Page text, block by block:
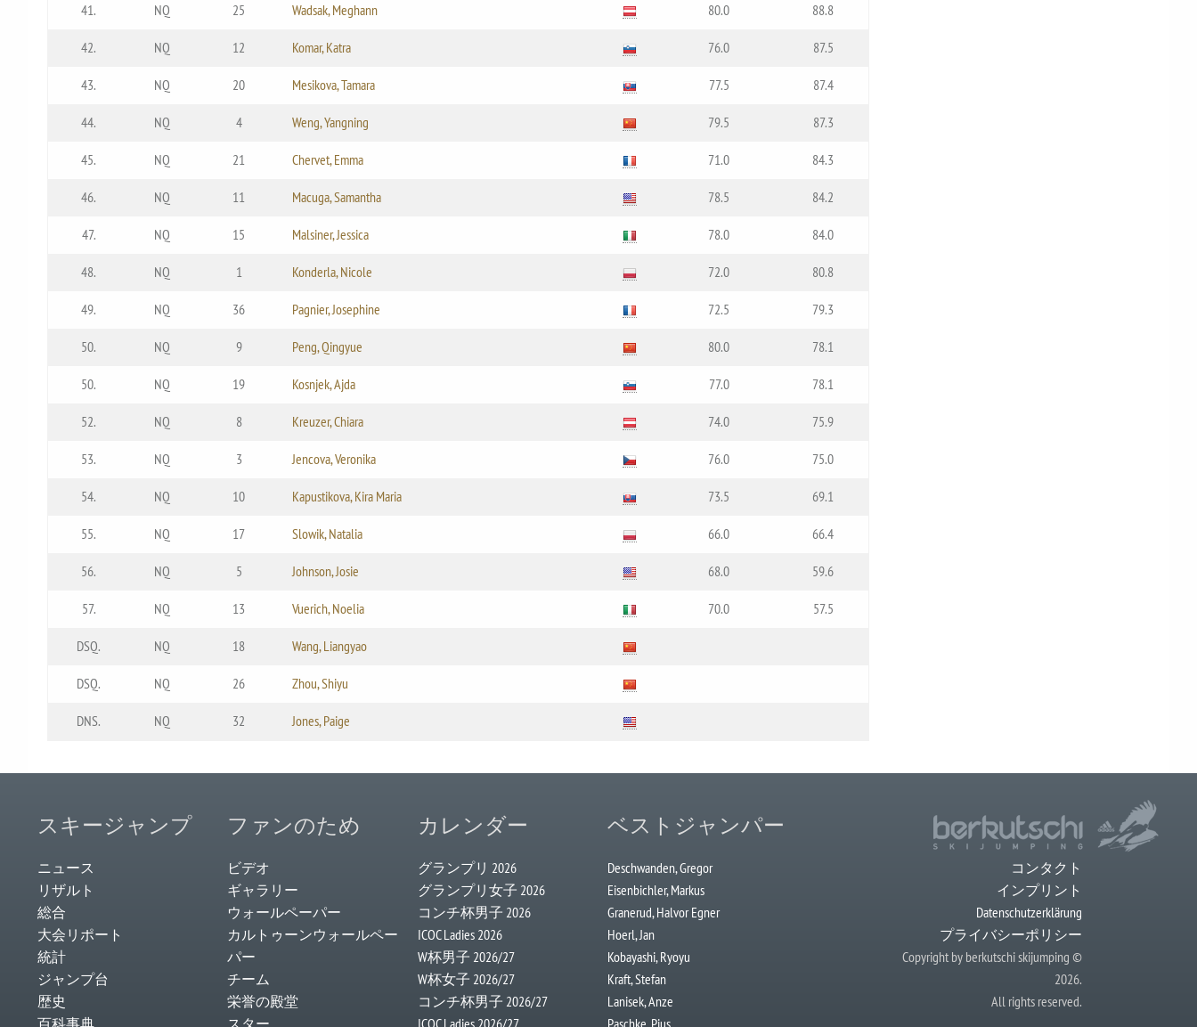
41. NQ 25 Wadsak, Meghann 80.0 88.8
42. NQ 12 Komar, Katra 76.0 87.5
43. NQ 20 Mesikova, Tamara 77.5 87.4
44. NQ 4 Weng, Yangning 79.5 87.3
45. NQ 21 Chervet, Emma 71.0 84.3
46. NQ 11 Macuga, Samantha 78.5 84.2
47. NQ 15 Malsiner, Jessica 78.0 84.0
48. NQ 1 Konderla, Nicole 72.0 80.8
49. NQ 36 Pagnier, Josephine 72.5 79.3
50. NQ 9 Peng, Qingyue 80.0 78.1
50. NQ 19 Kosnjek, Ajda 77.0 78.1
52. NQ 8 Kreuzer, Chiara 74.0 75.9
53. NQ 3 Jencova, Veronika 76.0 75.0
54. NQ 10 Kapustikova, Kira Maria 73.5 69.1
55. NQ 17 Slowik, Natalia 66.0 66.4
56. NQ 5 Johnson, Josie 68.0 59.6
57. NQ 13 Vuerich, Noelia 70.0 57.5
DSQ. NQ 18 Wang, Liangyao
DSQ. NQ 26 Zhou, Shiyu
DNS. NQ 32 Jones, Paige
スキージャンプ
ニュース
リザルト
総合
大会リポート
統計
ジャンプ台
歴史
ファンのため
ビデオ
ギャラリー
ウォールペーパー
カルトゥーンウォールペー
パー
チーム
栄誉の殿堂
カレンダー
グランプリ 2026
グランプリ女子 2026
コンチ杯男子 2026
ICOC Ladies 2026
W杯男子 2026/27
W杯女子 2026/27
コンチ杯男子 2026/27
ベストジャンパー
Deschwanden, Gregor
Eisenbichler, Markus
Granerud, Halvor Egner
Hoerl, Jan
Kobayashi, Ryoyu
Kraft, Stefan
Lanisek, Anze
コンタクト
インプリント
Datenschutzerklärung
プライバシーポリシー
Copyright by berkutschi skijumping ©
2026.
All rights reserved.